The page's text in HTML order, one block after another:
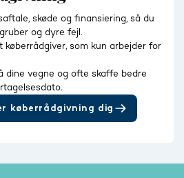
skøde og finansiering, så du
og dyre fejl.
køberrådgiver, som kun arbejder for
dine vegne og ofte skaffe bedre
køberrådgivning dig